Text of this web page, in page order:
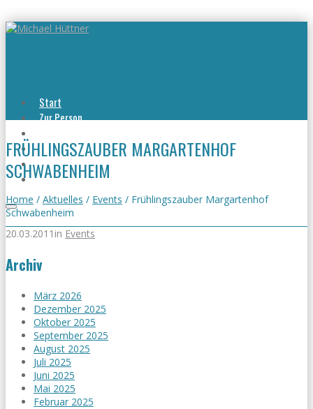
Start
Zur Person
Viel erreicht
Viel zu tun
Kontakt
FRÜHLINGSZAUBER MARGARTENHOF
SCHWABENHEIM
Home / Aktuelles / Events / Frühlingszauber Margartenhof
Schwabenheim
20.03.2011 in Events
Archiv
März 2026
Dezember 2025
Oktober 2025
September 2025
August 2025
Juli 2025
Juni 2025
Mai 2025
Februar 2025